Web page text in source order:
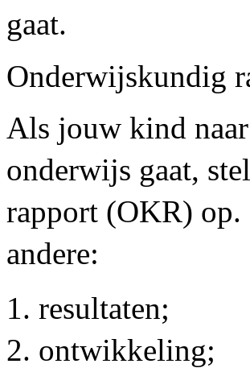
gaat.
Onderwijskundig
Als jouw kind
onderwijs gaat,
rapport (OKR)
andere:
resultaten;
ontwikkeling;